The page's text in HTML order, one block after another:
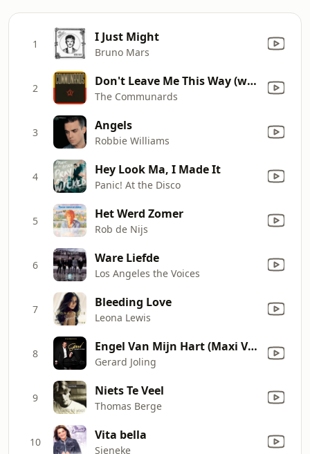
1 I Just Might
Bruno Mars
2 Don't Leave Me This Way (with Sarah Jane Morris) [feat. Sarah Jane Morris]
The Communards
3 Angels
Robbie Williams
4 Hey Look Ma, I Made It
Panic! At the Disco
5 Het Werd Zomer
Rob de Nijs
6 Ware Liefde
Los Angeles the Voices
7 Bleeding Love
Leona Lewis
8 Engel Van Mijn Hart (Maxi Versie)
Gerard Joling
9 Niets Te Veel
Thomas Berge
10 Vita bella
Sieneke